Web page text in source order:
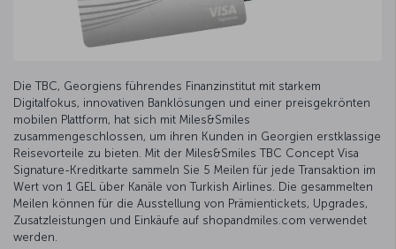
Die TBC, Georgiens führendes Finanzinstitut mit starkem
Digitalfokus, innovativen Banklösungen und einer preisgekrönten
mobilen Plattform, hat sich mit Miles&Smiles
zusammengeschlossen, um ihren Kunden in Georgien erstklassige
Reisevorteile zu bieten. Mit der Miles&Smiles TBC Concept Visa
Signature-Kreditkarte sammeln Sie 5 Meilen für jede Transaktion im
Wert von 1 GEL über Kanäle von Turkish Airlines. Die gesammelten
Meilen können für die Ausstellung von Prämientickets, Upgrades,
Zusatzleistungen und Einkäufe auf shopandmiles.com verwendet
werden.